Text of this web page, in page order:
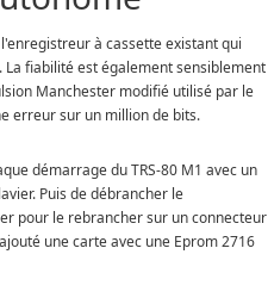
à cassette existant qui
fiabilité est également sensiblement
Manchester modifié utilisé par le
erreur sur un million de bits.
démarrage du TRS-80 M1 avec un
Puis de débrancher le
pour le rebrancher sur un connecteur
une carte avec une Eprom 2716